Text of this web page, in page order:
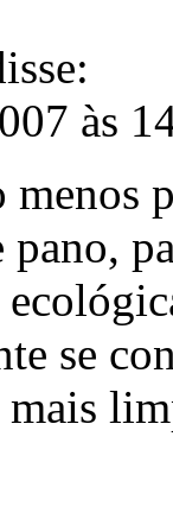
às
menos
pano,
se
mais